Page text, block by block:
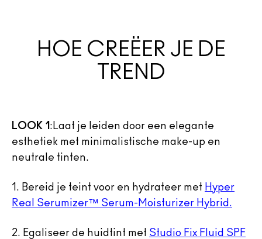
HOE CREËER JE DE
TREND
LOOK 1 : Laat je leiden door een elegante
esthetiek met minimalistische make-up en
neutrale tinten.
1. Bereid je teint voor en hydrateer met Hyper
Real Serumizer™ Serum-Moisturizer Hybrid.
2. Egaliseer de huidtint met Studio Fix Fluid SPF